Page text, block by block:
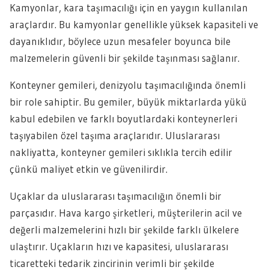
Kamyonlar, kara taşımacılığı için en yaygın kullanılan
araçlardır. Bu kamyonlar genellikle yüksek kapasiteli ve
dayanıklıdır, böylece uzun mesafeler boyunca bile
malzemelerin güvenli bir şekilde taşınması sağlanır.
Konteyner gemileri, denizyolu taşımacılığında önemli
bir role sahiptir. Bu gemiler, büyük miktarlarda yükü
kabul edebilen ve farklı boyutlardaki konteynerleri
taşıyabilen özel taşıma araçlarıdır. Uluslararası
nakliyatta, konteyner gemileri sıklıkla tercih edilir
çünkü maliyet etkin ve güvenilirdir.
Uçaklar da uluslararası taşımacılığın önemli bir
parçasıdır. Hava kargo şirketleri, müşterilerin acil ve
değerli malzemelerini hızlı bir şekilde farklı ülkelere
ulaştırır. Uçakların hızı ve kapasitesi, uluslararası
ticaretteki tedarik zincirinin verimli bir şekilde